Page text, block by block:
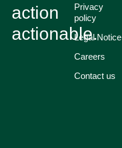
action
actionable.
Privacy
policy
Legal Notice
Careers
Contact us